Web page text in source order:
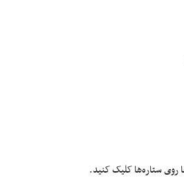
روی ستاره‌ها کلیک کنید.